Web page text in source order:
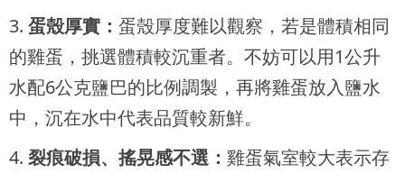
3. 蛋殼厚實： 蛋殼厚度難以觀察，若是體積相同
的雞蛋，挑選體積較沉重者。不妨可以用1公升
水配6公克鹽巴的比例調製，再將雞蛋放入鹽水
中，沉在水中代表品質較新鮮。
4. 裂痕破損、搖晃感不選： 雞蛋氣室較大表示存